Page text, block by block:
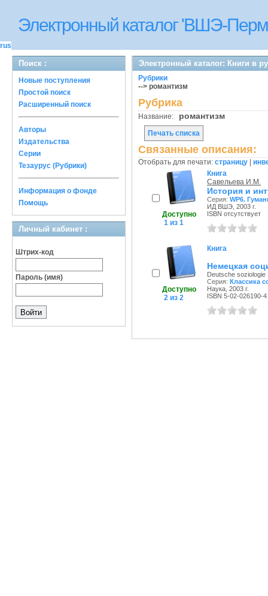
Электронный каталог 'ВШЭ-
rus
Поиск :
Новые поступления
Простой поиск
Расширенный поиск
Авторы
Издательства
Серии
Тезаурус (Рубрики)
Информация о фонде
Помощь
Личный кабинет :
Штрих-код
Пароль (имя)
Электронный каталог: Книги в
Рубрики
--> романтизм
Рубрика
Название: романтизм
Печать списка
Связанные описания:
Отобрать для печати: страницу
Доступно
1 из 1
Книга
Савельева И.М.
История и
Серия: WP6.
ИД ВШЭ, 2003 г.
ISBN отсутствует
Доступно
2 из 2
Книга
Немецкая
Deutsche soziologie
Серия: Классика
Наука, 2003 г.
ISBN 5-02-026190-4